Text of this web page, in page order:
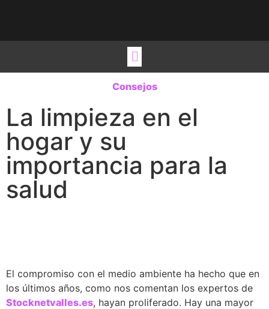
Consejos
La limpieza en el
hogar y su
importancia para la
salud
El compromiso con el medio ambiente ha hecho que en
los últimos años, como nos comentan los expertos de
Stocknetvalles.es, hayan proliferado. Hay una mayor